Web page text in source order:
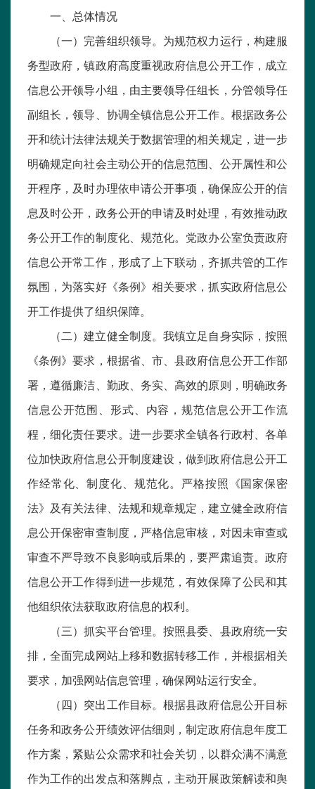
一、总体情况
（一）完善组织领导。为规范权力运行，构建服
务型政府，镇政府高度重视政府信息公开工作，成立
信息公开领导小组，由主要领导任组长，分管领导任
副组长，领导、协调全镇信息公开工作。根据政务公
开和统计法律法规关于数据管理的相关规定，进一步
明确规定向社会主动公开的信息范围、公开属性和公
开程序，及时办理依申请公开事项，确保应公开的信
息及时公开，政务公开的申请及时处理，有效推动政
务公开工作的制度化、规范化。党政办公室负责政府
信息公开常工作，形成了上下联动，齐抓共管的工作
氛围，为落实好《条例》相关要求，抓实政府信息公
开工作提供了组织保障。
（二）建立健全制度。我镇立足自身实际，按照
《条例》要求，根据省、市、县政府信息公开工作部
署，遵循廉洁、勤政、务实、高效的原则，明确政务
信息公开范围、形式、内容，规范信息公开工作流
程，细化责任要求。进一步要求全镇各行政村、各单
位加快政府信息公开制度建设，做到政府信息公开工
作经常化、制度化、规范化。严格按照《国家保密
法》及有关法律、法规和规章规定，建立健全政府信
息公开保密审查制度，严格信息审核，对因未审查或
审查不严导致不良影响或后果的，要严肃追责。政府
信息公开工作得到进一步规范，有效保障了公民和其
他组织依法获取政府信息的权利。
（三）抓实平台管理。按照县委、县政府统一安
排，全面完成网站上移和数据转移工作，并根据相关
要求，加强网站信息管理，确保网站运行安全。
（四）突出工作目标。根据县政府信息公开目标
任务和政务公开绩效评估细则，制定政府信息年度工
作方案，紧贴公众需求和社会关切，以群众满不满意
作为工作的出发点和落脚点，主动开展政策解读和舆